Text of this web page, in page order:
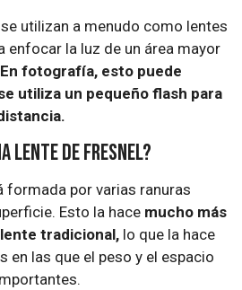
utilizan a menudo como lentes
enfocar la luz de un área mayor
En fotografía, esto puede
utiliza un pequeño flash para
lente de Fresnel?
formada por varias ranuras
Esto la hace mucho más
tradicional, lo que la hace
en las que el peso y el espacio